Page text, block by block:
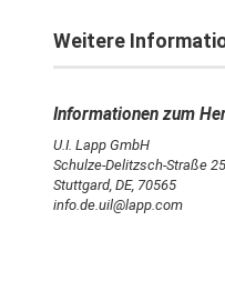
Weitere
U.I. Lapp GmbH
Schulze-Delitzsch-Straße 25
Stuttgard, DE, 70565
info.de.uil@lapp.com